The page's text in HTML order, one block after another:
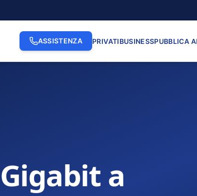
ASSISTENZA PRIVATIBUSINESSPUBBLICA
a